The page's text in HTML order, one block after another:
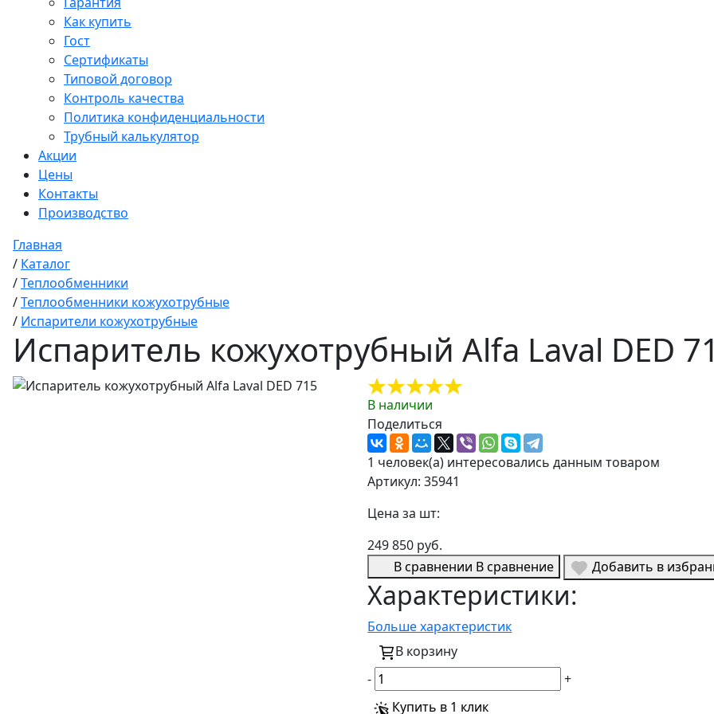
Как купить
Гост
Сертификаты
Типовой договор
Контроль качества
Политика конфиденциальности
Трубный калькулятор
Акции
Цены
Контакты
Производство
Главная
/ Каталог
/Теплообменники
/Теплообменники кожухотрубные
/ Испарители кожухотрубные
Испаритель кожухотрубный Alfa Laval DED
В наличии
Поделиться
1 человек(а) интересовались данным товаром
Артикул: 35941
Цена за шт:
249 850 руб.
В сравнении В сравнение Добавить в
Характеристики:
Больше характеристик
В корзину
-
+
Купить в 1 клик